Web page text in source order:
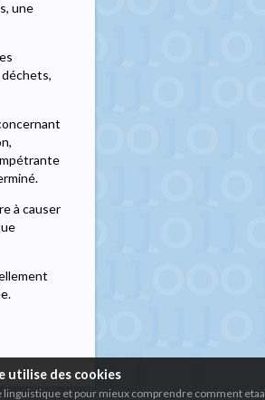
une
à causer
utilise des cookies
et pour mieux comprendre comment